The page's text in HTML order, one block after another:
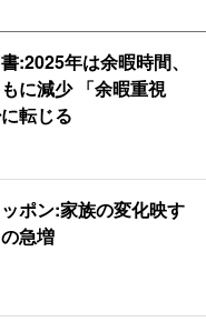
:2025年は余暇時間、
に減少 「余暇重視
転じる
ポン:家族の変化映す
急増